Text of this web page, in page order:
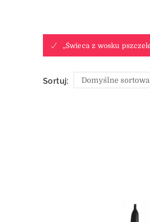
„Świeca z wosku
Sortuj: